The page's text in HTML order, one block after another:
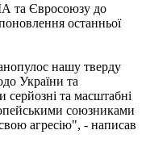
та Євросоюзу до
останньої
нашу тверду
України та
серйозні та масштабні
союзниками
агресію", - написав